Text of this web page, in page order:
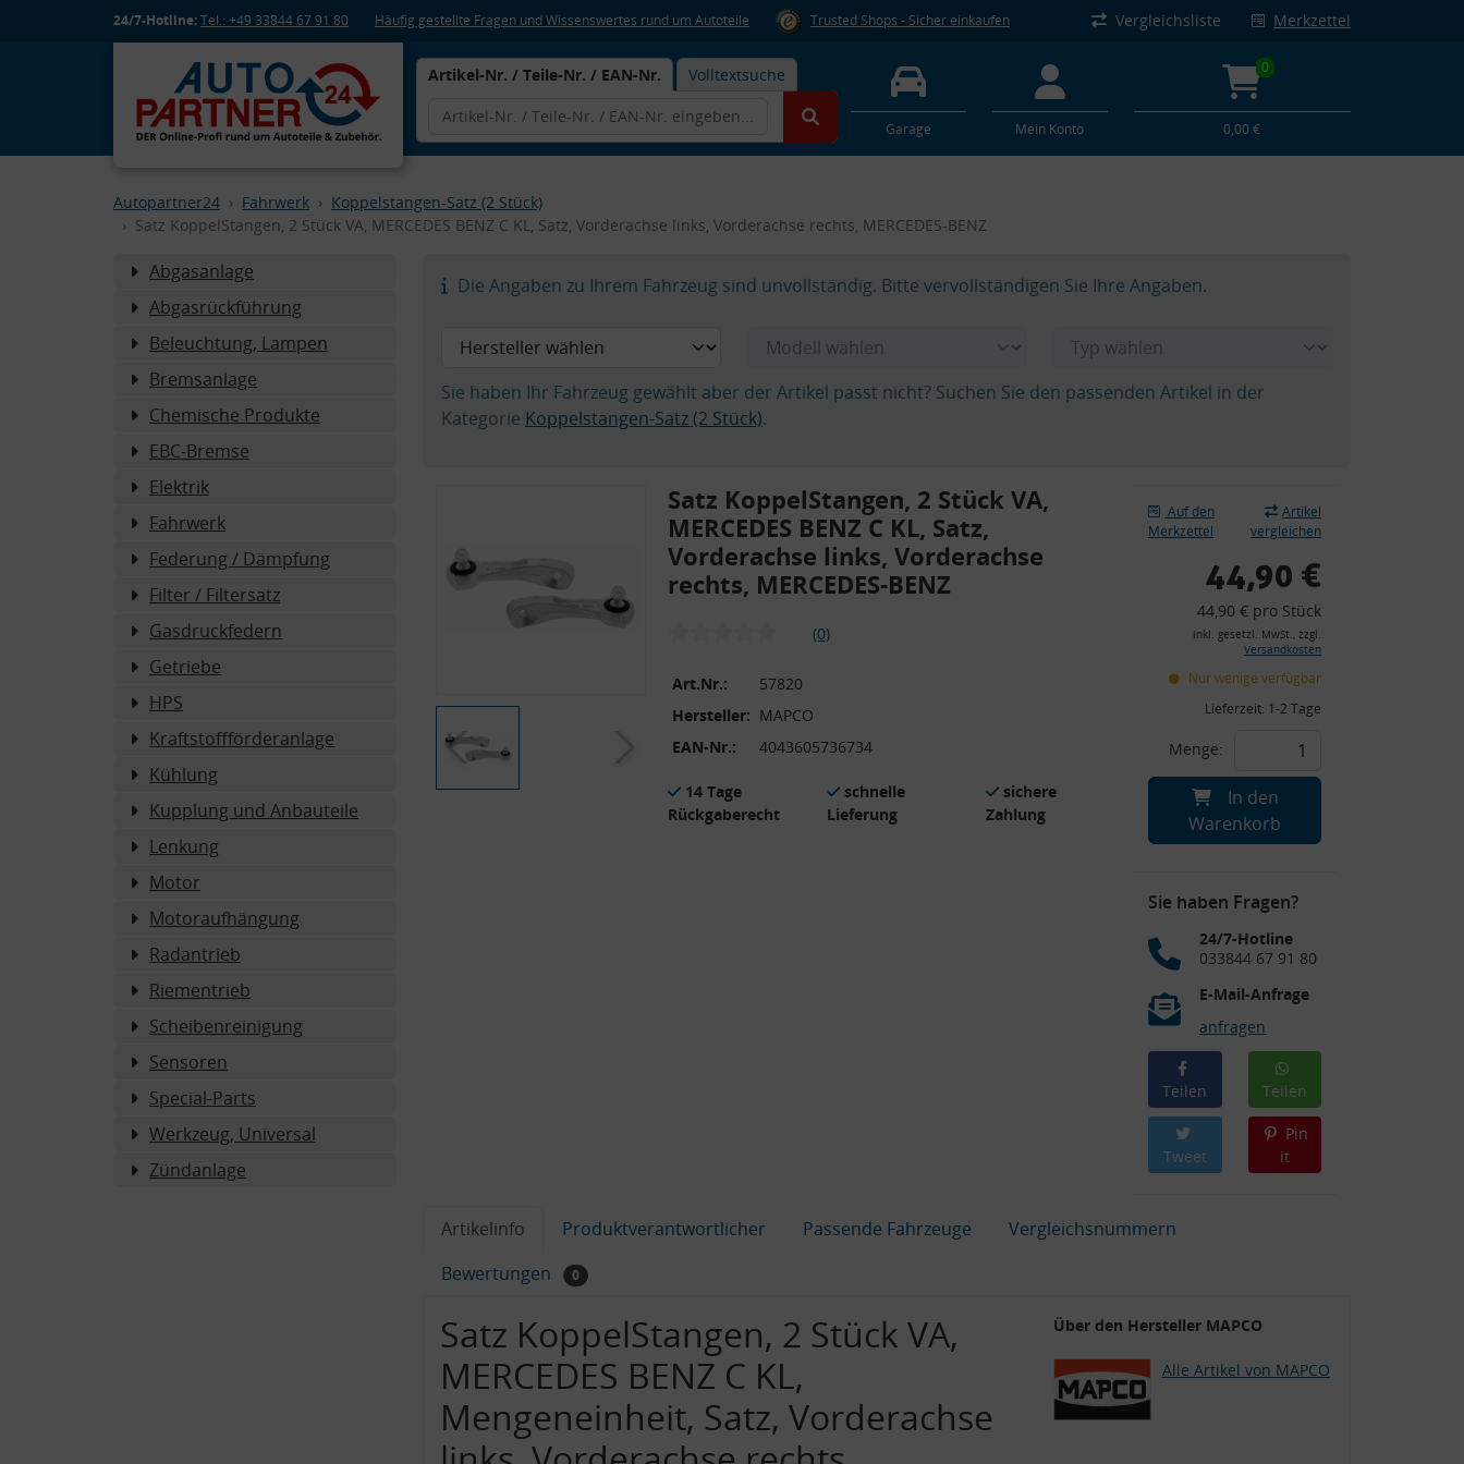
24/7-Hotline:Tel.: +49 33844 67 91 80 Häufig gestellte Fragen und Wissenswertes rund um Autoteile Trusted Shops - Sicher einkaufen Vergleichsliste Merkzettel
Artikel-Nr. / Teile-Nr. / EAN-Nr. Volltextsuche
Garage Mein Konto
0
0,00 €
Autopartner24 Fahrwerk
Koppelstangen-Satz (2 Stück)
Satz KoppelStangen, 2 Stück VA, MERCEDES BENZ C KL, Satz, Vorderachse links, Vorderachse rechts, MERCEDES-BENZ
Abgasanlage
Abgasrückführung
Beleuchtung, Lampen
Bremsanlage
Chemische Produkte
EBC-Bremse
Elektrik
Fahrwerk
Federung / Dämpfung
Filter / Filtersatz
Gasdruckfedern
Getriebe
HPS
Kraftstoffförderanlage
Kühlung
Kupplung und Anbauteile
Lenkung
Motor
Motoraufhängung
Radantrieb
Riementrieb
Scheibenreinigung
Sensoren
Special-Parts
Werkzeug, Universal
Zündanlage
Die Angaben zu Ihrem Fahrzeug sind unvollständig. Bitte vervollständigen Sie Ihre Angaben.
Sie haben Ihr Fahrzeug gewählt aber der Artikel passt nicht? Suchen Sie den passenden Artikel in der
Kategorie Koppelstangen-Satz (2 Stück).
Satz KoppelStangen, 2 Stück VA,
MERCEDES BENZ C KL, Satz,
Vorderachse links, Vorderachse
rechts, MERCEDES-BENZ
(0)
Art.Nr.:
57820
Hersteller: MAPCO
EAN-Nr.:
4043605736734
14 Tage
Rückgaberecht
schnelle
Lieferung
sichere
Zahlung
Auf den
Merkzettel
Artikel
vergleichen
44,90 €
44,90 € pro Stück
inkl. gesetzl. MwSt., zzgl.
Versandkosten
Nur wenige verfügbar
Lieferzeit: 1-2 Tage
Menge:
In den
Warenkorb
Sie haben Fragen?
24/7-Hotline
033844 67 91 80
E-Mail-Anfrage
anfragen
Teilen Teilen
Tweet
Pin
it
Artikelinfo Produktverantwortlicher Passende Fahrzeuge
Vergleichsnummern
Bewertungen
0
Satz KoppelStangen, 2 Stück VA,
MERCEDES BENZ C KL,
Mengeneinheit, Satz, Vorderachse
Über den Hersteller MAPCO
Alle Artikel von MAPCO